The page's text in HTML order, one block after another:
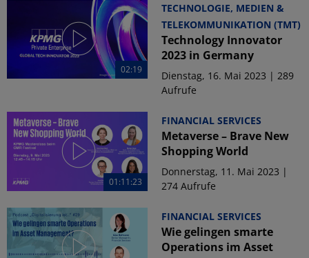
02:19
TECHNOLOGIE, MEDIEN &
TELEKOMMUNIKATION (TMT)
Technology Innovator
2023 in Germany
Dienstag, 16. Mai 2023 | 289
Aufrufe
01:11:23
FINANCIAL SERVICES
Metaverse – Brave New
Shopping World
Donnerstag, 11. Mai 2023 |
274 Aufrufe
FINANCIAL SERVICES
Wie gelingen smarte
Operations im Asset